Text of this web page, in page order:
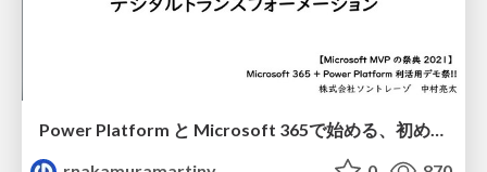
Power Platform と Microsoft 365で始める、初めてのデジタルトランスフォーメーション​